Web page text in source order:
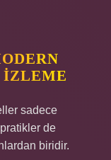
İZLEME
sadece
de
biridir.